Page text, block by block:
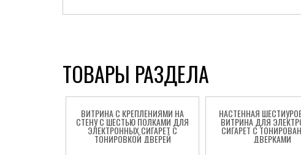
ТОВАРЫ РАЗДЕЛА
ВИТРИНА С КРЕПЛЕНИЯМИ НА
СТЕНУ С ШЕСТЬЮ ПОЛКАМИ ДЛЯ
ЭЛЕКТРОННЫХ СИГАРЕТ С
ТОНИРОВКОЙ ДВЕРЕЙ
НАСТЕННАЯ
ВИТРИНА ДЛЯ
СИГАРЕТ С
ДВЕРКАМИ